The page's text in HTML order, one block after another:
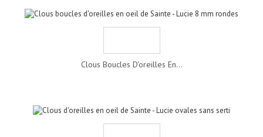
Clous Boucles D'oreilles En...